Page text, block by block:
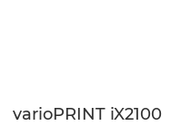
varioPRINT iX2100